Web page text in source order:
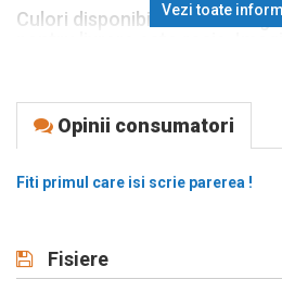
Culori disponibile: rosu si
desigilarea aparatului.
Interfete de conectare:
- 1 x micro-USB;
- 1 x Ethernet;
Vezi toate
Opinii consumatori
Fiti primul care isi scrie parerea !
Fisiere